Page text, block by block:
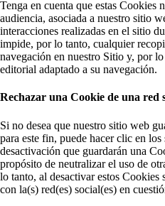
Tenga en cuenta que estas Cookies
audiencia, asociada a nuestro sitio
interacciones realizadas en el sitio
impide, por lo tanto, cualquier
navegación en nuestro Sitio y, por
editorial adaptado a su navegación.
Rechazar una Cookie de una red
Si no desea que nuestro sitio web
para este fin, puede hacer clic en los
desactivación que guardarán una
propósito de neutralizar el uso de
lo tanto, al desactivar estos
con la(s) red(es) social(es) en